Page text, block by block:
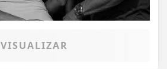
VISUALIZAR